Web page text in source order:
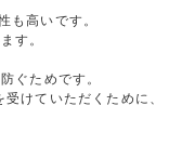
も高いです。
す。
ぐためです。
けていただくために、